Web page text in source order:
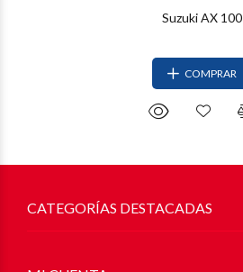
Suzuki AX 100
COMPRAR
CATEGORÍAS DESTACADAS